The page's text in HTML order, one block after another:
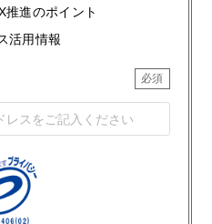
推進のポイント
活用情報